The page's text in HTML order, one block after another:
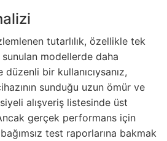
tutarlılık, özellikle tek
modellerde daha
bir kullanıcıysanız,
sunduğu uzun ömür ve
alışveriş listesinde üst
gerçek performans için
test raporlarına bakmak